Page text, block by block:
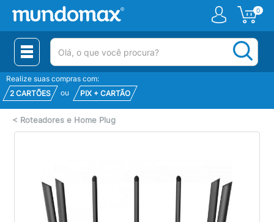
0
(pesquisar)
Realize suas compras com:
2 CARTÕES
ou PIX + CARTÃO
< Roteadores e Home Plug